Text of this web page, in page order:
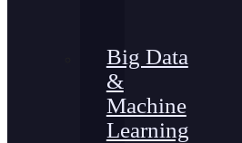
Big Data
&
Machine
Learning